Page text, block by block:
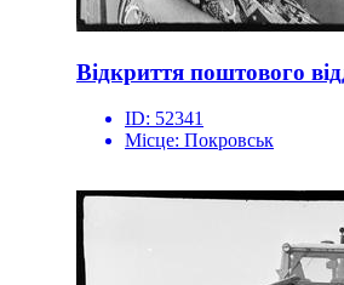
Відкриття поштового
ID: 52341
Місце: Покровськ